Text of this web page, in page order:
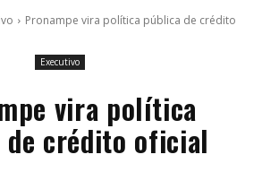
Pronampe vira política pública de crédito
Executivo
vira política
crédito oficial